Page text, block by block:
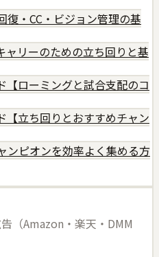
復・CC・ビジョン管理の基
ャリーのための立ち回りと基
【ローミングと試合支配のコ
【立ち回りとおすすめチャン
ンピオンを効率よく集める方
（Amazon・楽天・DMM